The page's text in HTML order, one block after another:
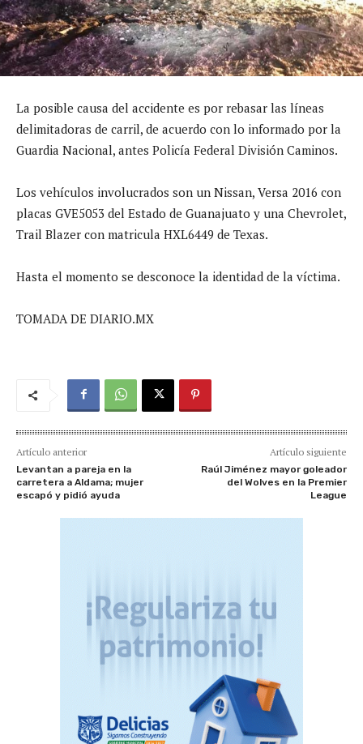
La posible causa del accidente es por rebasar las líneas
delimitadoras de carril, de acuerdo con lo informado por la
Guardia Nacional, antes Policía Federal División Caminos.
Los vehículos involucrados son un Nissan, Versa 2016 con
placas GVE5053 del Estado de Guanajuato y una Chevrolet,
Trail Blazer con matricula HXL6449 de Texas.
Hasta el momento se desconoce la identidad de la víctima.
TOMADA DE DIARIO.MX
Artículo anterior
Levantan a pareja en la
carretera a Aldama; mujer
escapó y pidió ayuda
Artículo siguiente
Raúl Jiménez mayor goleador
del Wolves en la Premier
League